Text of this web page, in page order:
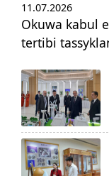
11.07.2026
Okuwa kabul
tertibi